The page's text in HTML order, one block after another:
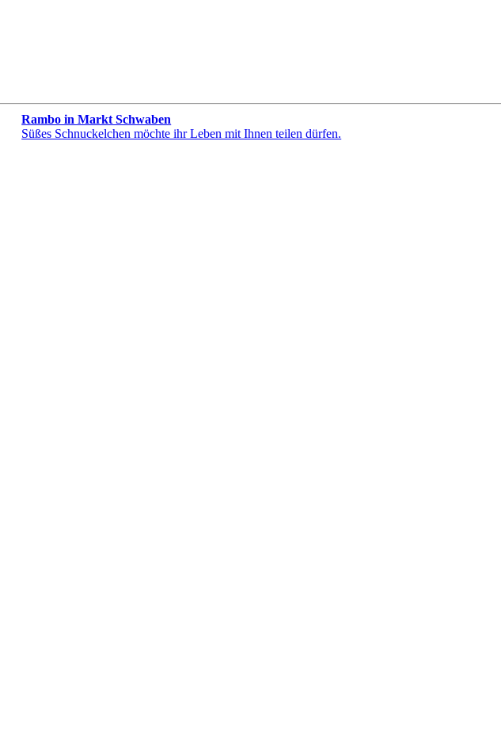
Rambo in Markt Schwaben
Süßes Schnuckelchen möchte ihr Leben mit Ihnen teilen dürfen.